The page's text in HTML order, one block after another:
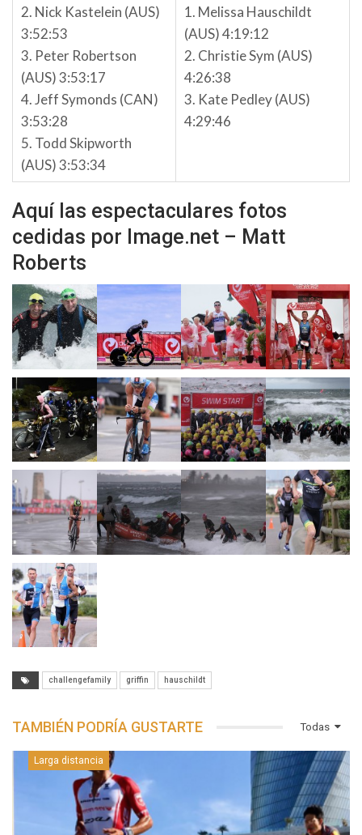
2. Nick Kastelein (AUS)
3:52:53
3. Peter Robertson
(AUS) 3:53:17
4. Jeff Symonds (CAN)
3:53:28
5. Todd Skipworth
(AUS) 3:53:34
1. Melissa Hauschildt
(AUS) 4:19:12
2. Christie Sym (AUS)
4:26:38
3. Kate Pedley (AUS)
4:29:46
Aquí las espectaculares fotos
cedidas por Image.net – Matt
Roberts
challengefamily griffin hauschildt
Todas
TAMBIÉN PODRÍA GUSTARTE
Larga distancia